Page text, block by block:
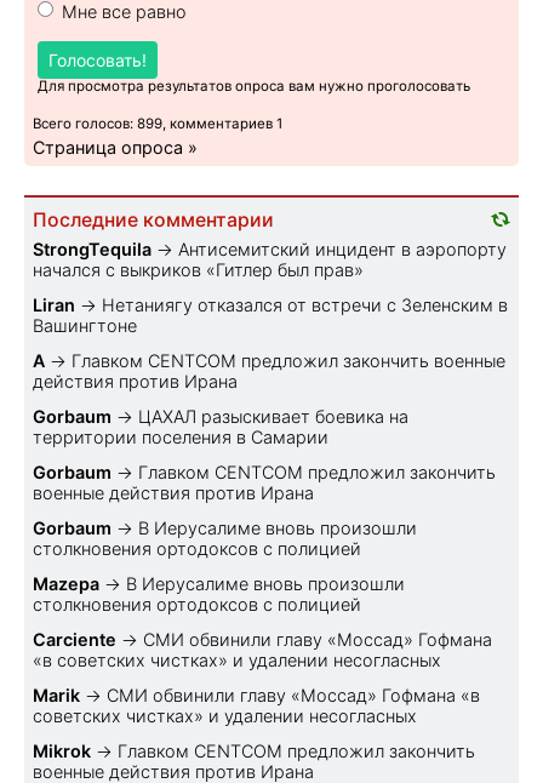
Мне все равно
Голосовать!
Для просмотра результатов опроса вам нужно проголосовать
Всего голосов: 899, комментариев 1
Страница опроса »
Последние комментарии
StrongTequila → Антисемитский инцидент в аэропорту
начался с выкриков «Гитлер был прав»
Liran → Нетаниягу отказался от встречи с Зеленским в
Вашингтоне
A → Главком CENTCOM предложил закончить военные
действия против Ирана
Gorbaum → ЦАХАЛ разыскивает боевика на
территории поселения в Самарии
Gorbaum → Главком CENTCOM предложил закончить
военные действия против Ирана
Gorbaum → В Иерусалиме вновь произошли
столкновения ортодоксов с полицией
Mazepa → В Иерусалиме вновь произошли
столкновения ортодоксов с полицией
Carciente → СМИ обвинили главу «Моссад» Гофмана
«в советских чистках» и удалении несогласных
Marik → СМИ обвинили главу «Моссад» Гофмана «в
советских чистках» и удалении несогласных
Mikrok → Главком CENTCOM предложил закончить
военные действия против Ирана